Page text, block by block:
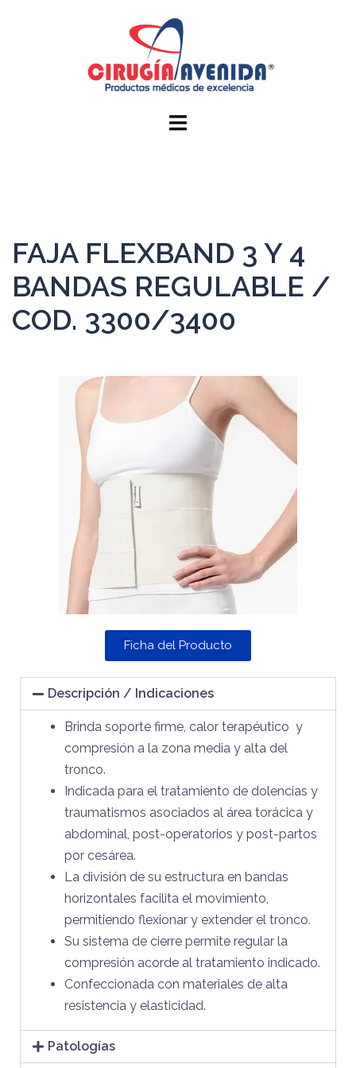
FAJA FLEXBAND 3 Y 4
BANDAS REGULABLE /
COD. 3300/3400
Ficha del Producto
Descripción / Indicaciones
Brinda soporte firme, calor terapéutico y
compresión a la zona media y alta del
tronco.
Indicada para el tratamiento de dolencias y
traumatismos asociados al área torácica y
abdominal, post-operatorios y post-partos
por cesárea.
La división de su estructura en bandas
horizontales facilita el movimiento,
permitiendo flexionar y extender el tronco.
Su sistema de cierre permite regular la
compresión acorde al tratamiento indicado.
Confeccionada con materiales de alta
resistencia y elasticidad.
Patologías